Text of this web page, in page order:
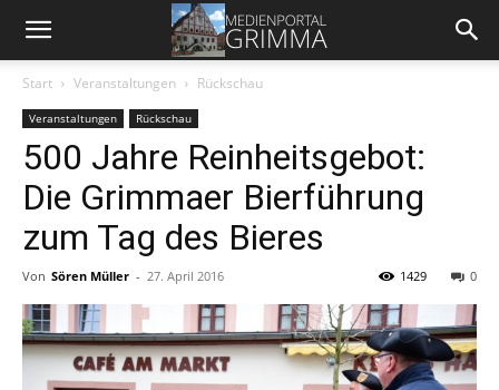
Start Veranstaltungen Rückschau
Veranstaltungen Rückschau
500 Jahre Reinheitsgebot:
Die Grimmaer Bierführung
zum Tag des Bieres
Von Sören Müller - 27. April 2016 0
1429